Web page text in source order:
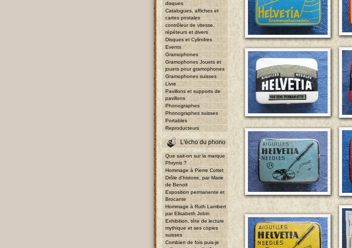
disques
Catalogues, affiches et
cartes postales
contrôleur de vitesse,
répéteurs et divers
Disques et Cylindres
Events
Gramophones
Gramophones Jouets et
jouets pour gramophones
Gramophones suisses
Livre
Pavillons et supports de
pavillons
Phonographes
Phonographes suisses
Portables
Reproducteurs
L'écho du phono
Que sait-on sur la marque
Phrynis ?
Hommage à Pierre Cottet
Drôle d'histoire, par Marie
de Benoit
Exposition permanente et
Brocante
Hommage à Ruth Lambert
par Elisabeth Jobin
Exhibition, tête de lecture
mythique et ses copies
suisses
Combien de fois puis-je